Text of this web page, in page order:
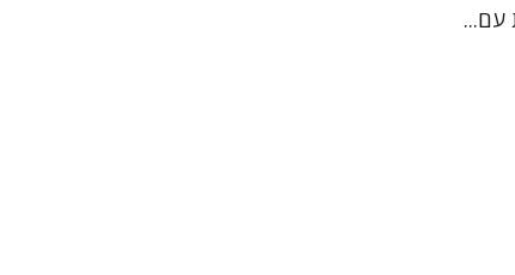
עם...